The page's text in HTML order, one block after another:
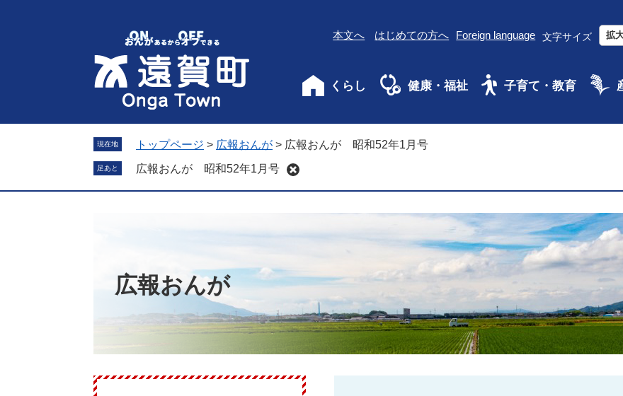
す
し
へ
本文へ はじめての方へ Foreign language 文字サイズ 拡
くらし 健康・福祉 子育て・教育
現在地 トップページ > 広報おんが > 広報おんが 昭和52年1月号
足あと 広報おんが 昭和52年1月号
広報おんが